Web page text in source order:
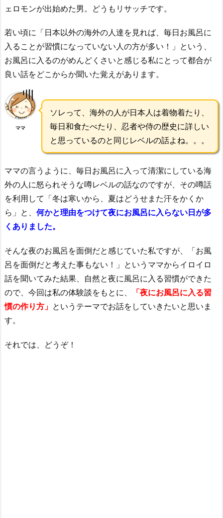
ェロモンが出始めた男。どうもリサッチです。
若い頃に「日本以外の海外の人達を見れば、毎日お風呂に
入ることが習慣になっていない人の方が多い！」という、
お風呂に入るのがめんどくさいと感じる私にとって都合が
良い話をどこからか聞いた覚えがあります。
ママ
ソレって、海外の人が日本人は着物着たり、
毎日和食たべたり、忍者や侍の歴史に詳しい
と思っているのと同じレベルの話よね。。。
ママの言うように、毎日お風呂に入って清潔にしている海
外の人に怒られそうな噂レベルの話なのですが、その噂話
を利用して「冬は寒いから、夏はどうせまた汗をかくか
ら」と、 何かと理由をつけて夜にお風呂に入らない日が多
くありました。
そんな夜のお風呂を面倒だと感じていた私ですが、「お風
呂を面倒だと考えた事もない！」というママからイロイロ
話を聞いてみた結果、自然と夜に風呂に入る習慣ができた
ので、今回は私の体験談をもとに、
「夜にお風呂に入る習
慣の作り方」 というテーマでお話をしていきたいと思いま
す。
それでは、どうぞ！